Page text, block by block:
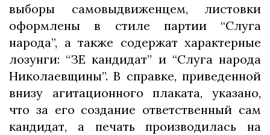
выборы самовыдвиженцем, листовки
оформлены в стиле партии “Слуга
народа”, а также содержат характерные
лозунги: “ЗЕ кандидат” и “Слуга народа
Николаевщины”. В справке, приведенной
внизу агитационного плаката, указано,
что за его создание ответственный сам
кандидат, а печать производилась на